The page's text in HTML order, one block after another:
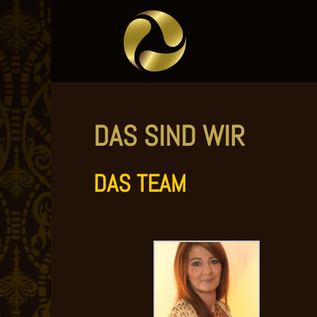
DAS SIND WIR
DAS TEAM